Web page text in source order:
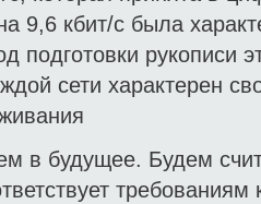
9,6 кбит/с была
подготовки рукописи
сети характерен
в будущее. Будем